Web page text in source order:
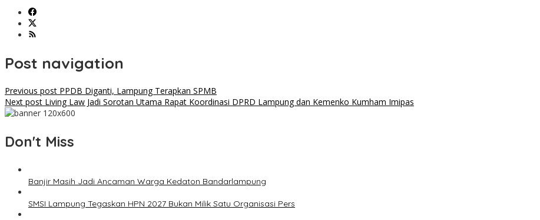
Post navigation
Previous post PPDB Diganti, Lampung Terapkan SPMB
Next post Living Law Jadi Sorotan Utama Rapat Koordinasi DPRD Lampung dan Kemenko Kumham Imipas
Don't Miss
Banjir Masih Jadi Ancaman Warga Kedaton Bandarlampung
SMSI Lampung Tegaskan HPN 2027 Bukan Milik Satu Organisasi Pers